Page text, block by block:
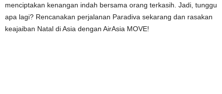
menciptakan kenangan indah bersama orang terkasih. Jadi, tunggu
apa lagi? Rencanakan perjalanan Paradiva sekarang dan rasakan
keajaiban Natal di Asia dengan AirAsia MOVE!